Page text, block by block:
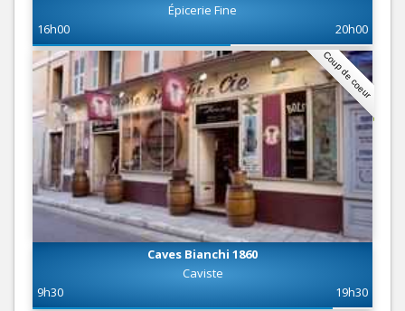
Épicerie Fine
16h00
20h00
Coup de coeur
Caves Bianchi 1860
Caviste
9h30
19h30